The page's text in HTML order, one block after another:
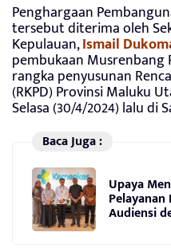
Penghargaan
tersebut diterima oleh
Kepulauan,Ismail
pembukaan
rangka penyusunan
(RKPD) Provinsi Maluku
Selasa (30/4/2024) lalu di
Baca Juga :
Upaya
Audiensi